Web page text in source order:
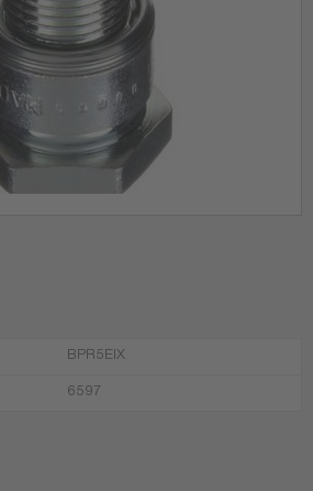
BPR5EIX
6597